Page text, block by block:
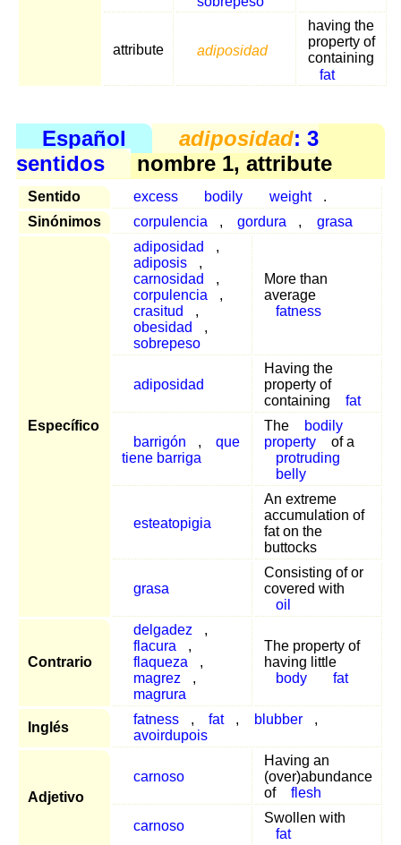
attribute adiposidad
having the
property of
containing
fat
Español adiposidad: 3
sentidos
nombre 1, attribute
Sentido excess bodily weight
.
Sinónimos
corpulencia , gordura , grasa
Específico
adiposidad
,
adiposis
,
carnosidad
,
corpulencia
,
crasitud
,
obesidad
,
sobrepeso
More than
average
fatness
adiposidad
Having the
property of
containing
fat
barrigón ,
que
tiene barriga
The
bodily
property
of a
protruding
belly
esteatopigia
An extreme
accumulation of
fat on the
buttocks
grasa
Consisting of or
covered with
oil
Contrario
delgadez
,
flacura
,
flaqueza
,
magrez
,
magrura
The property of
having little
body
fat
Inglés
fatness , fat , blubber
,
avoirdupois
Adjetivo
carnoso
Having an
(over)abundance
of
flesh
carnoso
Swollen with
fat